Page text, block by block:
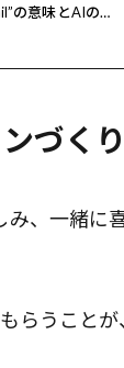
の意味とAIの活
づく
、一緒に
らうこと